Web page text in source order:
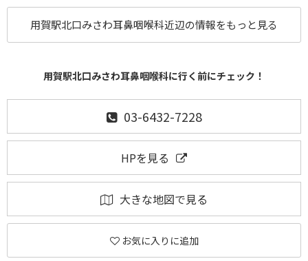
用賀駅北口みさわ耳鼻咽喉科近辺の情報をもっと見る
用賀駅北口みさわ耳鼻咽喉科に行く前にチェック！
03-6432-7228
HPを見る
大きな地図で見る
お気に入りに追加